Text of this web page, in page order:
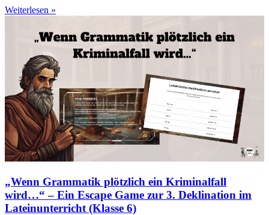
Weiterlesen »
„Wenn Grammatik plötzlich ein Kriminalfall
wird…“ – Ein Escape Game zur 3. Deklination im
Lateinunterricht (Klasse 6)